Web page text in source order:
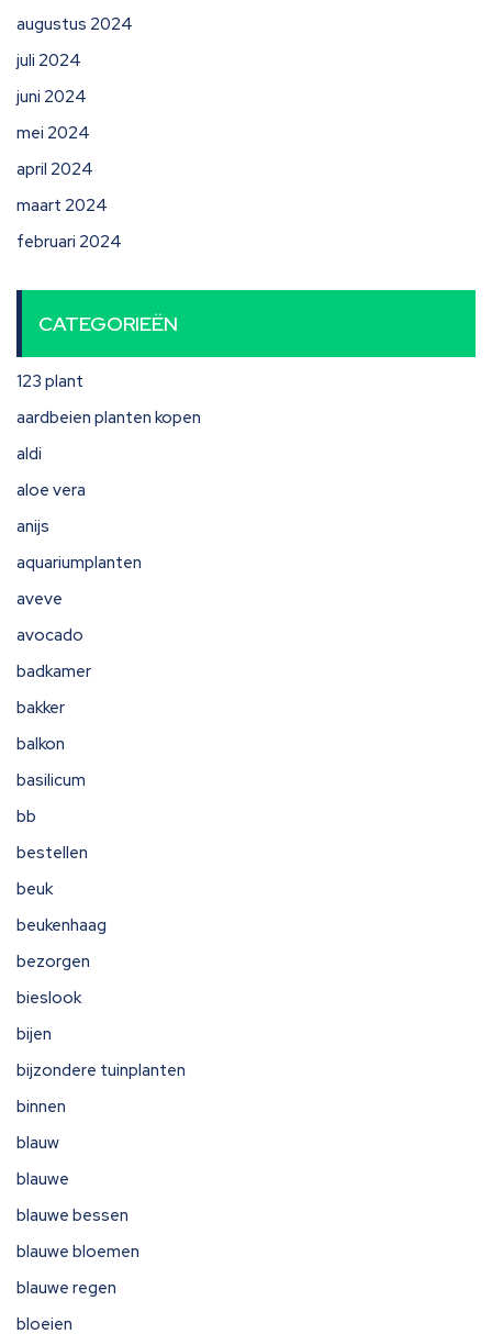
augustus 2024
juli 2024
juni 2024
mei 2024
april 2024
maart 2024
februari 2024
CATEGORIEËN
123 plant
aardbeien planten kopen
aldi
aloe vera
anijs
aquariumplanten
aveve
avocado
badkamer
bakker
balkon
basilicum
bb
bestellen
beuk
beukenhaag
bezorgen
bieslook
bijen
bijzondere tuinplanten
binnen
blauw
blauwe
blauwe bessen
blauwe bloemen
blauwe regen
bloeien